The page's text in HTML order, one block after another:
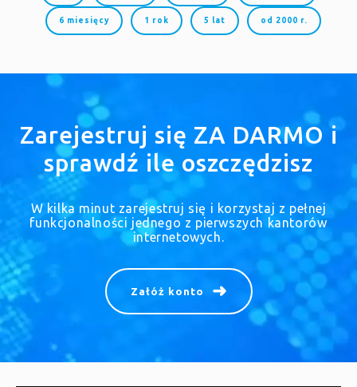
6 miesięcy 1 rok 5 lat od 2000 r.
Zarejestruj się ZA DARMO i
sprawdź ile oszczędzisz
W kilka minut zarejestruj się i korzystaj z pełnej
funkcjonalności jednego z pierwszych kantorów
internetowych.
Załóż konto